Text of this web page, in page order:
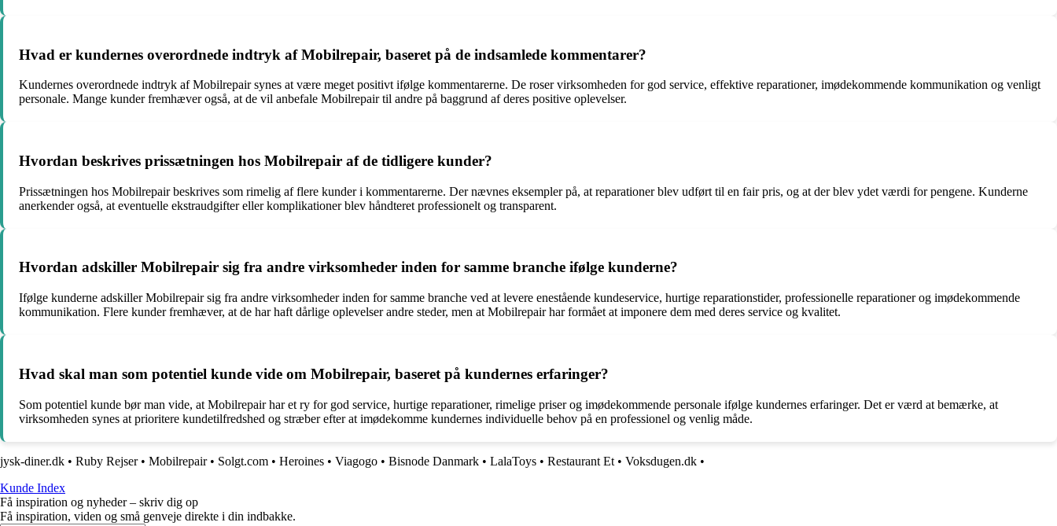
Hvad er kundernes overordnede indtryk af Mobilrepair, baseret på de indsamlede kommentarer?
Kundernes overordnede indtryk af Mobilrepair synes at være meget positivt ifølge kommentarerne. De roser virksomheden for god service, effektive reparationer, imødekommende kommunikation og venligt
personale. Mange kunder fremhæver også, at de vil anbefale Mobilrepair til andre på baggrund af deres positive oplevelser.
Hvordan beskrives prissætningen hos Mobilrepair af de tidligere kunder?
Prissætningen hos Mobilrepair beskrives som rimelig af flere kunder i kommentarerne. Der nævnes eksempler på, at reparationer blev udført til en fair pris, og at der blev ydet værdi for pengene. Kunderne
anerkender også, at eventuelle ekstraudgifter eller komplikationer blev håndteret professionelt og transparent.
Hvordan adskiller Mobilrepair sig fra andre virksomheder inden for samme branche ifølge kunderne?
Ifølge kunderne adskiller Mobilrepair sig fra andre virksomheder inden for samme branche ved at levere enestående kundeservice, hurtige reparationstider, professionelle reparationer og imødekommende
kommunikation. Flere kunder fremhæver, at de har haft dårlige oplevelser andre steder, men at Mobilrepair har formået at imponere dem med deres service og kvalitet.
Hvad skal man som potentiel kunde vide om Mobilrepair, baseret på kundernes erfaringer?
Som potentiel kunde bør man vide, at Mobilrepair har et ry for god service, hurtige reparationer, rimelige priser og imødekommende personale ifølge kundernes erfaringer. Det er værd at bemærke, at
virksomheden synes at prioritere kundetilfredshed og stræber efter at imødekomme kundernes individuelle behov på en professionel og venlig måde.
jysk-diner.dk • Ruby Rejser• Mobilrepair• Solgt.com • Heroines • Viagogo • Bisnode Danmark • LalaToys • Restaurant Et • Voksdugen.dk •
Kunde Index
Få inspiration og nyheder – skriv dig op
Få inspiration, viden og små genveje direkte i din indbakke.